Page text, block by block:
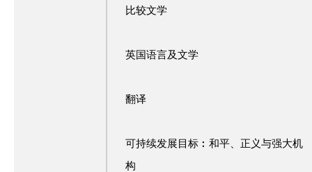
比较文学
英国语言及文学
翻译
可持续发展目标︰和平、正义与强大机
构